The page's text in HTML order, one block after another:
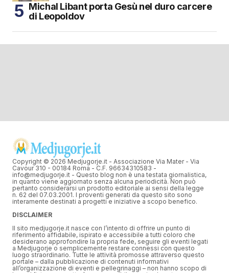
Michal Libant porta Gesù nel duro carcere
di Leopoldov
Copyright © 2026 Medjugorje.it - Associazione Via Mater - Via
Cavour 310 - 00184 Roma - C.F. 96634310583 -
info@medjugorje.it - Questo blog non è una testata giornalistica,
in quanto viene aggiornato senza alcuna periodicità. Non può
pertanto considerarsi un prodotto editoriale ai sensi della legge
n. 62 del 07.03.2001. I proventi generati da questo sito sono
interamente destinati a progetti e iniziative a scopo benefico.
DISCLAIMER
Il sito medjugorje.it nasce con l’intento di offrire un punto di
riferimento affidabile, ispirato e accessibile a tutti coloro che
desiderano approfondire la propria fede, seguire gli eventi legati
a Medjugorje o semplicemente restare connessi con questo
luogo straordinario. Tutte le attività promosse attraverso questo
portale – dalla pubblicazione di contenuti informativi
all’organizzazione di eventi e pellegrinaggi – non hanno scopo di